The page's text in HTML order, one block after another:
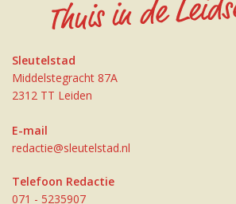
Sleutelstad
Middelstegracht 87A
2312 TT Leiden
E-mail
redactie@sleutelstad.nl
Telefoon Redactie
071 - 5235907